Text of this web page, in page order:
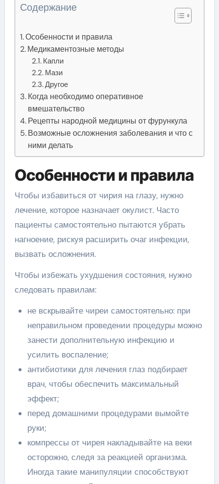
Содержание
Особенности и правила
Медикаментозные методы
Капли
Мази
Другое
Когда необходимо оперативное
вмешательство
Рецепты народной медицины от фурункула
Возможные осложнения заболевания и что с
ними делать
Особенности и правила
Чтобы избавиться от чирия на глазу, нужно
лечение, которое назначает окулист. Часто
пациенты самостоятельно пытаются убрать
нагноение, рискуя расширить очаг инфекции,
вызвать осложнения.
Чтобы избежать ухудшения состояния, нужно
следовать правилам:
не вскрывайте чиреи самостоятельно: при
неправильном проведении процедуры можно
занести дополнительную инфекцию и
усилить воспаление;
антибиотики для лечения глаз подбирает
врач, чтобы обеспечить максимальный
эффект;
перед домашними процедурами вымойте
руки;
компрессы от чирея накладывайте на веки
осторожно, следя за реакцией организма.
Иногда такие манипуляции способствуют